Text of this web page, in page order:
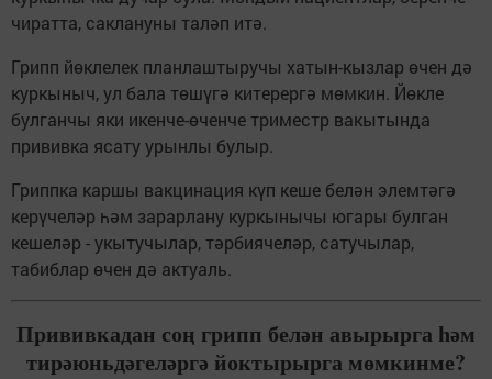
чиратта, саклануны таләп итә.
Грипп йөклелек планлаштыручы хатын-кызлар өчен дә
куркыныч, ул бала төшүгә китерергә мөмкин. Йөкле
булганчы яки икенче-өченче триместр вакытында
прививка ясату урынлы булыр.
Гриппка каршы вакцинация күп кеше белән элемтәгә
керүчеләр һәм зарарлану куркынычы югары булган
кешеләр - укытучылар, тәрбиячеләр, сатучылар,
табиблар өчен дә актуаль.
Прививкадан соң грипп белән авырырга һәм
тирәюньдәгеләргә йоктырырга мөмкинме?